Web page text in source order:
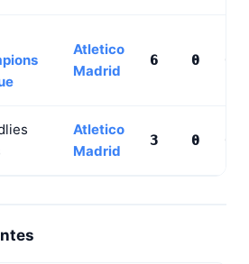
Atletico
Madrid
6 0
Atletico
Madrid
3 0